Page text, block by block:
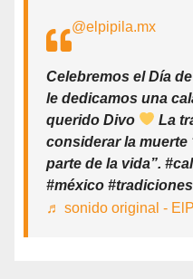
@elpipila.mx
Celebremos el Día
le dedicamos una
querido Divo
La
considerar la muerte
parte de la vida”.
#méxico
♬ sonido original -